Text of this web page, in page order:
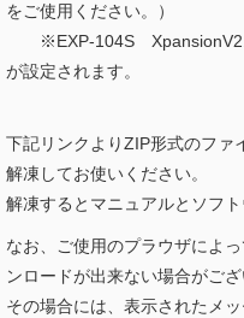
をご使用ください。）
※EXP-104S XpansionV2.0
が設定されます。
下記リンクよりZIP形式のファ
解凍してお使いください。
解凍するとマニュアルとソフ
なお、ご使用のプラウザによ
ンロードが出来ない場合がござ
その場合には、表示されたメ